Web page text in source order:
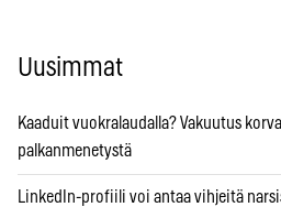
Uusimmat
Kaaduit vuokralaudalla? Vakuutus
palkanmenetystä
LinkedIn-profiili voi antaa vihjeitä